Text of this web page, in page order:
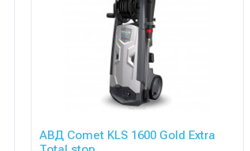
АВД Comet KLS 1600 Gold Extra